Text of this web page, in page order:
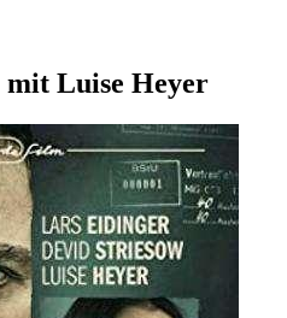
Luise Heyer